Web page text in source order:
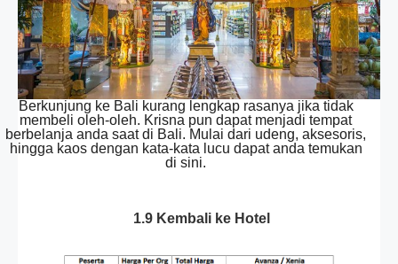
Berkunjung ke Bali kurang lengkap rasanya jika tidak
membeli oleh-oleh. Krisna pun dapat menjadi tempat
berbelanja anda saat di Bali. Mulai dari udeng, aksesoris,
hingga kaos dengan kata-kata lucu dapat anda temukan
di sini.
1.9 Kembali ke Hotel